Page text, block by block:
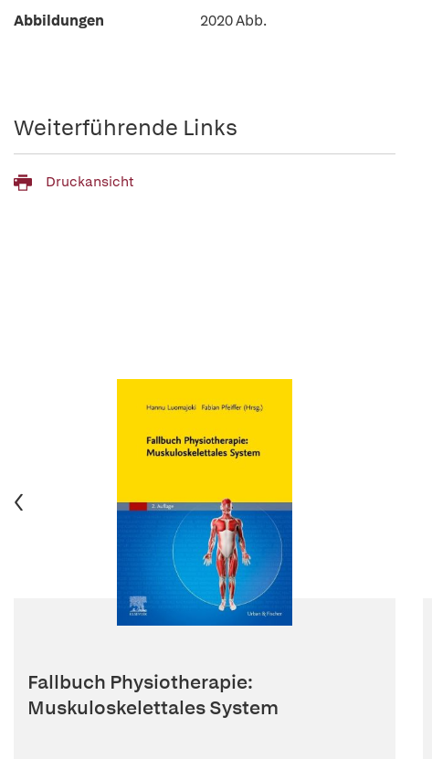
Abbildungen
2020 Abb.
Weiterführende Links
Druckansicht
Fallbuch Physiotherapie:
Muskuloskelettales System